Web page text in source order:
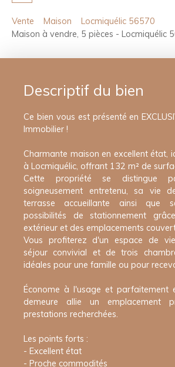
Vente Maison
Locmiquélic 56570
Maison à vendre, 5 pièces - Locmiquélic
Descriptif du bien
Ce bien vous est présenté en
Immobilier !
Charmante maison en excellent état,
à Locmiquélic, offrant 132 m² de
Cette propriété se distingue
soigneusement entretenu, sa vie
terrasse accueillante ainsi que
possibilités de stationnement
extérieur et des emplacements
Vous profiterez d'un espace de
séjour convivial et de trois
idéales pour une famille ou pour
Économe à l'usage et parfaitement
demeure allie un emplacement
prestations recherchées.
Les points forts :
- Excellent état
- Proche commodités